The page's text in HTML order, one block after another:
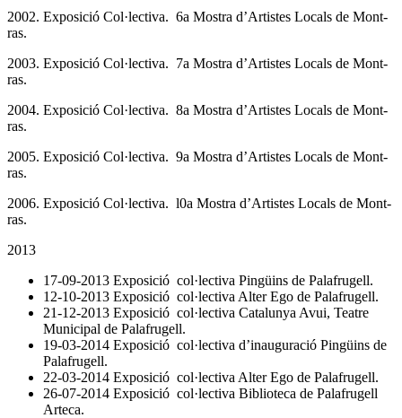
2002. Exposició Col·lectiva. 6a Mostra d’Artistes Locals de Mont-
ras.
2003. Exposició Col·lectiva. 7a Mostra d’Artistes Locals de Mont-
ras.
2004. Exposició Col·lectiva. 8a Mostra d’Artistes Locals de Mont-
ras.
2005. Exposició Col·lectiva. 9a Mostra d’Artistes Locals de Mont-
ras.
2006. Exposició Col·lectiva. l0a Mostra d’Artistes Locals de Mont-
ras.
2013
17-09-2013 Exposició col·lectiva Pingüins de Palafrugell.
12-10-2013 Exposició col·lectiva Alter Ego de Palafrugell.
21-12-2013 Exposició col·lectiva Catalunya Avui, Teatre
Municipal de Palafrugell.
19-03-2014 Exposició col·lectiva d’inauguració Pingüins de
Palafrugell.
22-03-2014 Exposició col·lectiva Alter Ego de Palafrugell.
26-07-2014 Exposició col·lectiva Biblioteca de Palafrugell
Arteca.